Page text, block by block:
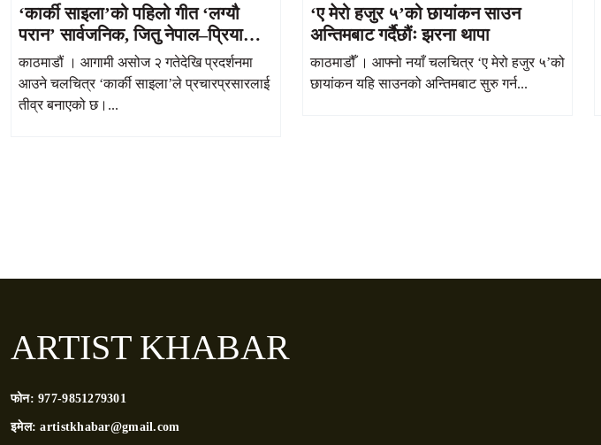
‘कार्की साइला’को पहिलो गीत ‘लग्यौ
परान’ सार्वजनिक, जितु नेपाल–प्रियाना
आचार्यको रोमान्स आकर्षक
काठमाडौं । आगामी असोज २ गतेदेखि प्रदर्शनमा
आउने चलचित्र ‘कार्की साइला’ले प्रचारप्रसारलाई
तीव्र बनाएको छ।...
‘ए मेरो हजुर ५’को छायांकन साउन
अन्तिमबाट गर्दैछौंः झरना थापा
काठमाडौँ । आफ्नो नयाँ चलचित्र ‘ए मेरो हजुर ५’को
छायांकन यहि साउनको अन्तिमबाट सुरु गर्न...
ARTIST KHABAR
फोन:977-9851279301
इमेल:artistkhabar@gmail.com